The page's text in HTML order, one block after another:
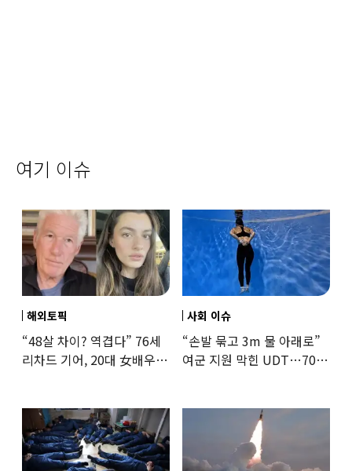
여기 이슈
해외토픽
“48살 차이? 역겹다” 76세
리차드 기어, 20대 女배우와
사회 이슈
“손발 묶고 3m 물 아래로”
여군 지원 막힌 UDT…707